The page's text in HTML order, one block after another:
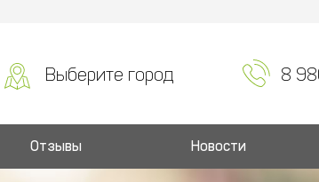
Выберите город 8
Отзывы Новости